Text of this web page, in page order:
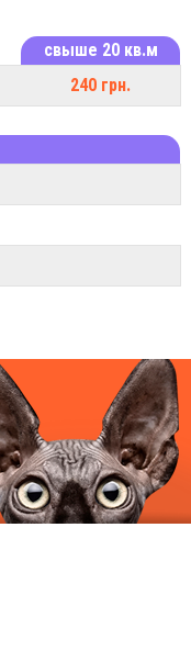
свыше 20 кв.м
240 грн.